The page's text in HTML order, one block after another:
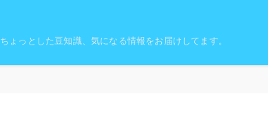
ちょっとした豆知識、気になる情報をお届けしてます。